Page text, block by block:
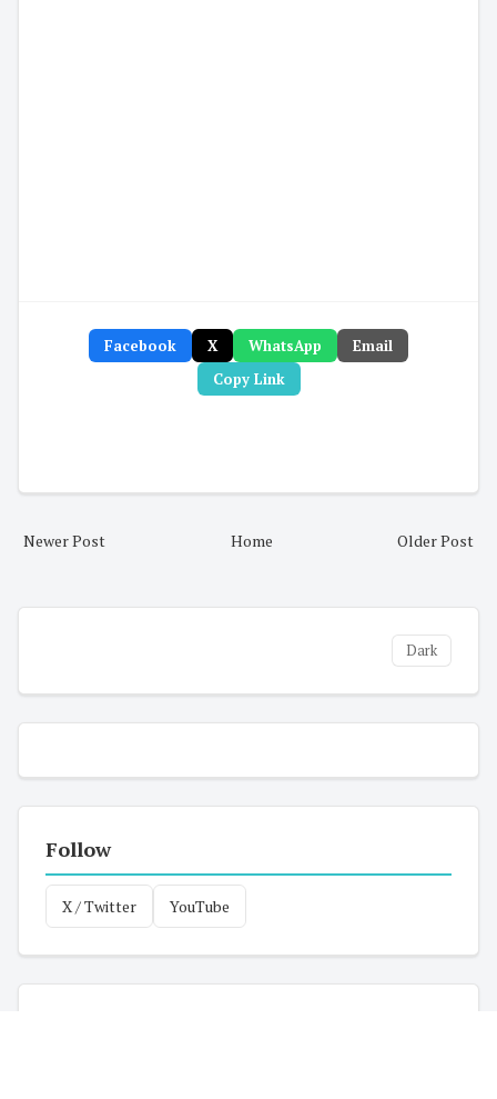
Facebook X WhatsApp
Email
Copy Link
Newer Post Older Post
Home
Dark
Follow
X / Twitter YouTube